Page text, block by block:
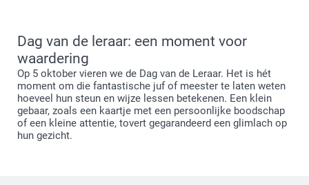
Dag van de leraar: een moment voor
waardering
Op 5 oktober vieren we de Dag van de Leraar. Het is hét
moment om die fantastische juf of meester te laten weten
hoeveel hun steun en wijze lessen betekenen. Een klein
gebaar, zoals een kaartje met een persoonlijke boodschap
of een kleine attentie, tovert gegarandeerd een glimlach op
hun gezicht.